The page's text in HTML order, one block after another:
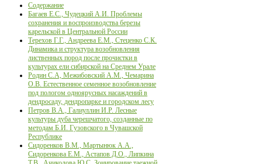
Содержание
Багаев Е.С., Чудецкий А.И. Проблемы
сохранения и воспроизводства березы
карельской в Центральной России
Терехов Г.Г., Андреева Е.М., Стеценко С.К.
Динамика и структура возобновления
лиственных пород после прочистки в
культурах ели сибирской на Среднем Урале
Родин С.А, Межибовский А.М., Чемарина
О.В. Естественное семенное возобновление
под пологом одноярусных насаждений в
дендросаду, дендропарке и городском лесу
Петров В.А., Галиуллин И.Р. Лесные
культуры дуба черешчатого, созданные по
методам Б.И. Гузовского в Чувашской
Республике
Сидоренков В.М., Мартынюк А.А.,
Сидоренкова Е.М., Астапов Д.О., Липкина